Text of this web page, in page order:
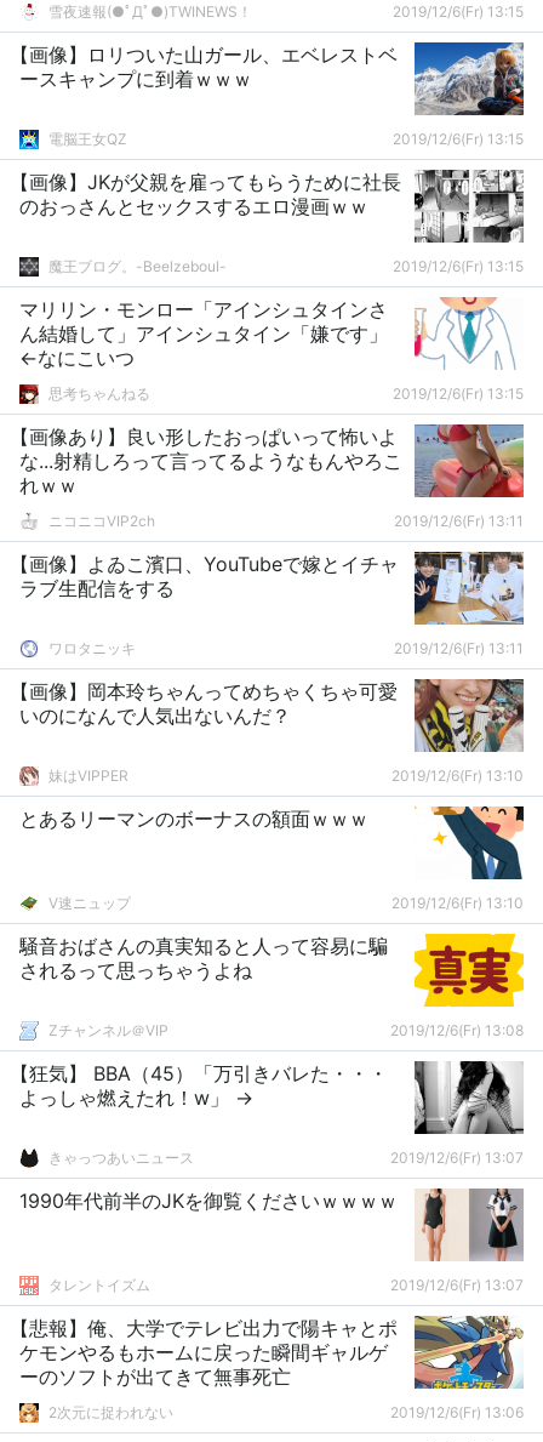
雪夜速報(●ﾟДﾟ●)TWINEWS！ 2019/12/6(Fr) 13:15
【画像】ロリついた山ガール、エベレストベ
ースキャンプに到着ｗｗｗ
電脳王女QZ 2019/12/6(Fr) 13:15
【画像】JKが父親を雇ってもらうために社長
のおっさんとセックスするエロ漫画ｗｗ
魔王ブログ。-Beelzeboul- 2019/12/6(Fr) 13:15
マリリン・モンロー「アインシュタインさ
ん結婚して」アインシュタイン「嫌です」
←なにこいつ
思考ちゃんねる 2019/12/6(Fr) 13:15
【画像あり】良い形したおっぱいって怖いよ
な...射精しろって言ってるようなもんやろこ
れｗｗ
ニコニコVIP2ch 2019/12/6(Fr) 13:11
【画像】よゐこ濱口、YouTubeで嫁とイチャ
ラブ生配信をする
ワロタニッキ 2019/12/6(Fr) 13:11
【画像】岡本玲ちゃんってめちゃくちゃ可愛
いのになんで人気出ないんだ？
妹はVIPPER 2019/12/6(Fr) 13:10
とあるリーマンのボーナスの額面ｗｗｗ
V速ニュップ 2019/12/6(Fr) 13:10
騒音おばさんの真実知ると人って容易に騙
されるって思っちゃうよね
Zチャンネル＠VIP 2019/12/6(Fr) 13:08
【狂気】 BBA（45）「万引きバレた・・・
よっしゃ燃えたれ！w」 →
きゃっつあいニュース 2019/12/6(Fr) 13:07
1990年代前半のJKを御覧くださいｗｗｗｗ
タレントイズム 2019/12/6(Fr) 13:07
【悲報】俺、大学でテレビ出力で陽キャとポ
ケモンやるもホームに戻った瞬間ギャルゲ
ーのソフトが出てきて無事死亡
2次元に捉われない 2019/12/6(Fr) 13:06